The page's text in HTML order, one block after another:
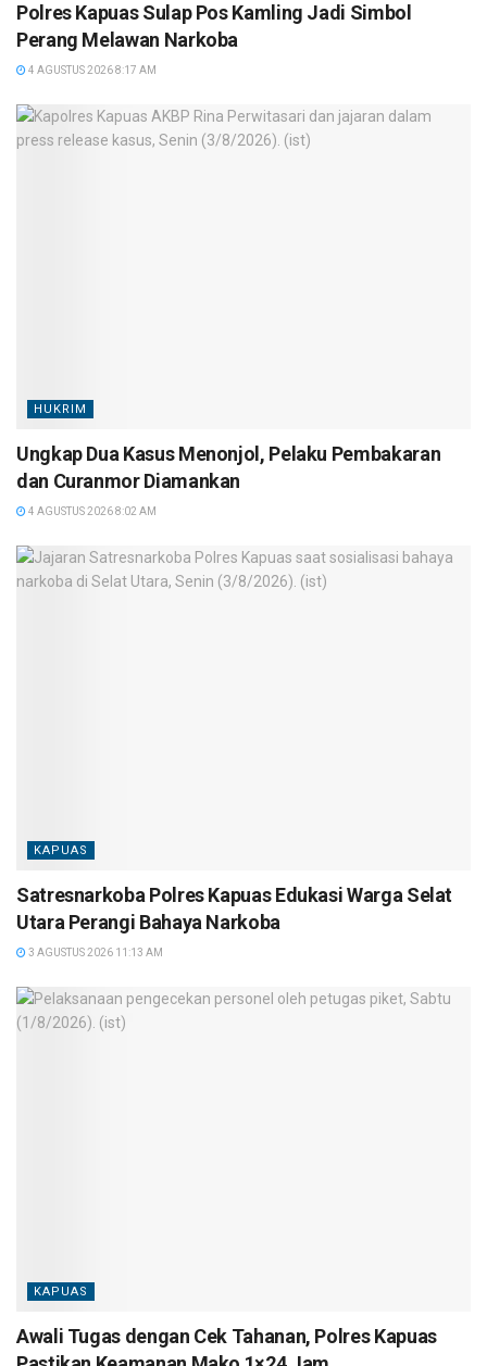
Polres Kapuas Sulap Pos Kamling Jadi Simbol
Perang Melawan Narkoba
4 AGUSTUS 2026 8:17 AM
HUKRIM
Ungkap Dua Kasus Menonjol, Pelaku Pembakaran
dan Curanmor Diamankan
4 AGUSTUS 2026 8:02 AM
KAPUAS
Satresnarkoba Polres Kapuas Edukasi Warga Selat
Utara Perangi Bahaya Narkoba
3 AGUSTUS 2026 11:13 AM
KAPUAS
Awali Tugas dengan Cek Tahanan, Polres Kapuas